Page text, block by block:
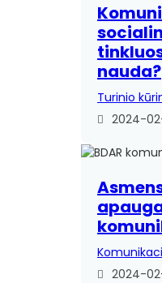
nauda?
Turinio
2024-
2024-